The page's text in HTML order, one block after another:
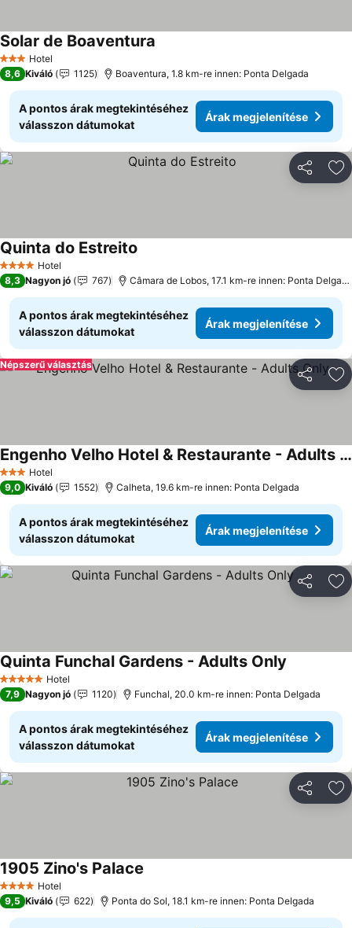
3 Kategória
Hotel
Solar de Boaventura
8,6 Kiváló 1125 Boaventura, 1.8 km-re innen: Ponta Delgada
A pontos árak megtekintéséhez
válasszon dátumokat
Árak megjelenítése
4 KategóriaHotel
Quinta do Estreito
8,3 Nagyon jó 767 Câmara de Lobos, 17.1 km-re innen: Ponta Delgada
A pontos árak megtekintéséhez
válasszon dátumokat
Árak megjelenítése
Népszerű választás
3 Kategória
Hotel
Engenho Velho Hotel & Restaurante - Adults Only
Árak megjelenítése
9,0 Kiváló 1552 Calheta, 19.6 km-re innen: Ponta Delgada
A pontos árak megtekintéséhez
válasszon dátumokat
Árak megjelenítése
5 KategóriaHotel
Quinta Funchal Gardens - Adults Only
7,9 Nagyon jó 1120 Funchal, 20.0 km-re innen: Ponta Delgada
A pontos árak megtekintéséhez
válasszon dátumokat
Árak megjelenítése
4 KategóriaHotel
1905 Zino's Palace
9,5 Kiváló 622 Ponta do Sol, 18.1 km-re innen: Ponta Delgada